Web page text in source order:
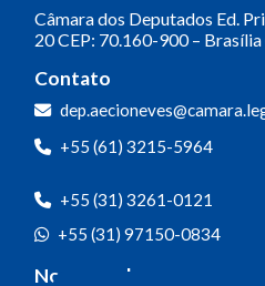
Câmara dos Deputados Ed.
20CEP: 70.160-900 – Brasília
Contato
+55 (61) 3215-5964
+55 (31) 3261-0121
+55 (31) 97150-0834
Nossas redes